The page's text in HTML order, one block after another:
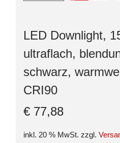
LED Downlight,
ultraflach,
schwarz,
CRI90
€ 77,88
inkl. 20 % MwSt. zzgl.